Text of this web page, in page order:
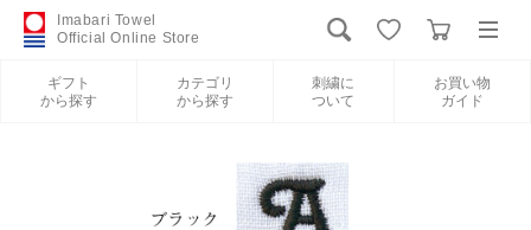
Imabari Towel
Official Online Store
ギフト
から探す
カテゴリ
から探す
刺繍に
ついて
お買い物
ガイド
新規会員登録